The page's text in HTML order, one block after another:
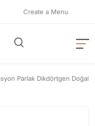
Create a Menu
Parlak Dikdörtgen Doğal